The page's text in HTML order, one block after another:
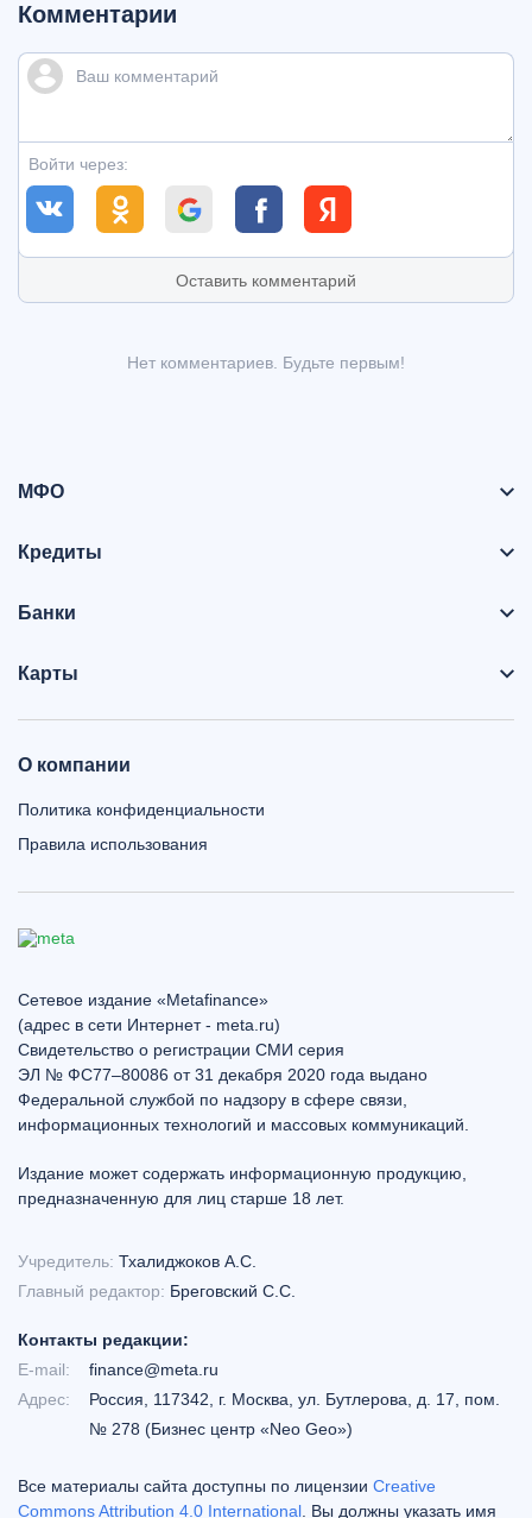
Комментарии
Войти через:
Оставить комментарий
Нет комментариев. Будьте первым!
МФО
Кредиты
Банки
Карты
О компании
Политика конфиденциальности
Правила использования
Сетевое издание «Metafinance»
(адрес в сети Интернет - meta.ru)
Свидетельство о регистрации СМИ серия
ЭЛ № ФС77–80086 от 31 декабря 2020 года выдано
Федеральной службой по надзору в сфере связи,
информационных технологий и массовых коммуникаций.
Издание может содержать информационную продукцию,
предназначенную для лиц старше 18 лет.
Учредитель: Тхалиджоков А.С.
Главный редактор: Бреговский С.С.
Контакты редакции:
E-mail:
finance@meta.ru
Адрес:
Россия, 117342, г. Москва, ул. Бутлерова, д. 17, пом.
№ 278 (Бизнес центр «Neo Geo»)
Все материалы сайта доступны по лицензии Creative
Commons Attribution 4.0 International . Вы должны указать имя